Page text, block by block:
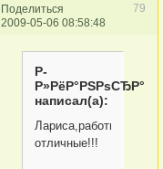
Поделиться
79
2009-05-06 08:58:48
Р­
Р»РёР°РЅРѕСЂР°
написал(а):
Лариса,работы
отличные!!!